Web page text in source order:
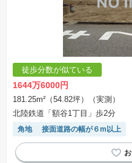
徒歩分数が似ている
1644万6000円
181.25m²（54.82坪）（実測）
北陸鉄道「額谷1丁目」歩2分
角地 接面道路の幅が６m以上